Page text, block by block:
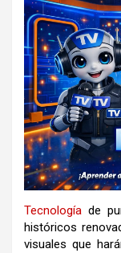
Tecnología de
históricos
visuales que